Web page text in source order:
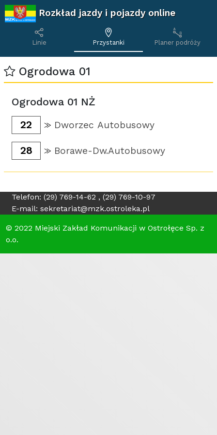
Rozkład jazdy i pojazdy online
Linie Przystanki Planer podróży
Ogrodowa 01
Ogrodowa 01 NŻ
22 Dworzec Autobusowy
28 Borawe-Dw.Autobusowy
Telefon: (29) 769-14-62 , (29) 769-10-97
E-mail: sekretariat@mzk.ostroleka.pl
© 2022 Miejski Zakład Komunikacji w Ostrołęce Sp. z
o.o.